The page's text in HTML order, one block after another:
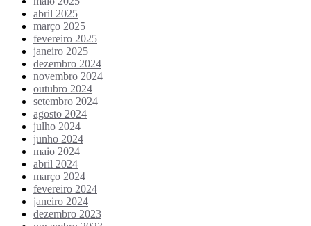
abril 2025
março 2025
fevereiro 2025
janeiro 2025
dezembro 2024
novembro 2024
outubro 2024
setembro 2024
agosto 2024
julho 2024
junho 2024
maio 2024
abril 2024
março 2024
fevereiro 2024
janeiro 2024
dezembro 2023